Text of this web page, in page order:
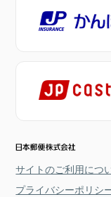
サイトのご利用につ
プライバシーポリシ